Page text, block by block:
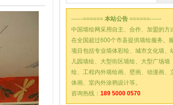
------====== 本站公告 ======------
中国墙绘网采用自主、合作、加盟的方
在全国超过600个市县提供墙绘服务。
项目包括专业墙体彩绘、城市文化墙、
儿园墙绘、大型街区墙绘、大型广场墙
绘、工程内外墙绘画、壁画、动漫画、
体画、室内外涂鸦设计等。
咨询热线： 189 5000 0570